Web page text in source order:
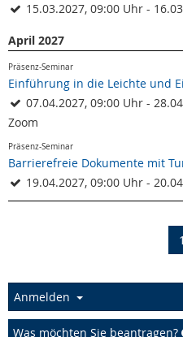
15.03.2027, 09:00 Uhr -
April 2027
Präsenz-Seminar
Einführung in die Leichte und
07.04.2027, 09:00 Uhr -
Zoom
Präsenz-Seminar
Barrierefreie Dokumente mit
19.04.2027, 09:00 Uhr -
1
Anmelden
Was möchten Sie beantragen?